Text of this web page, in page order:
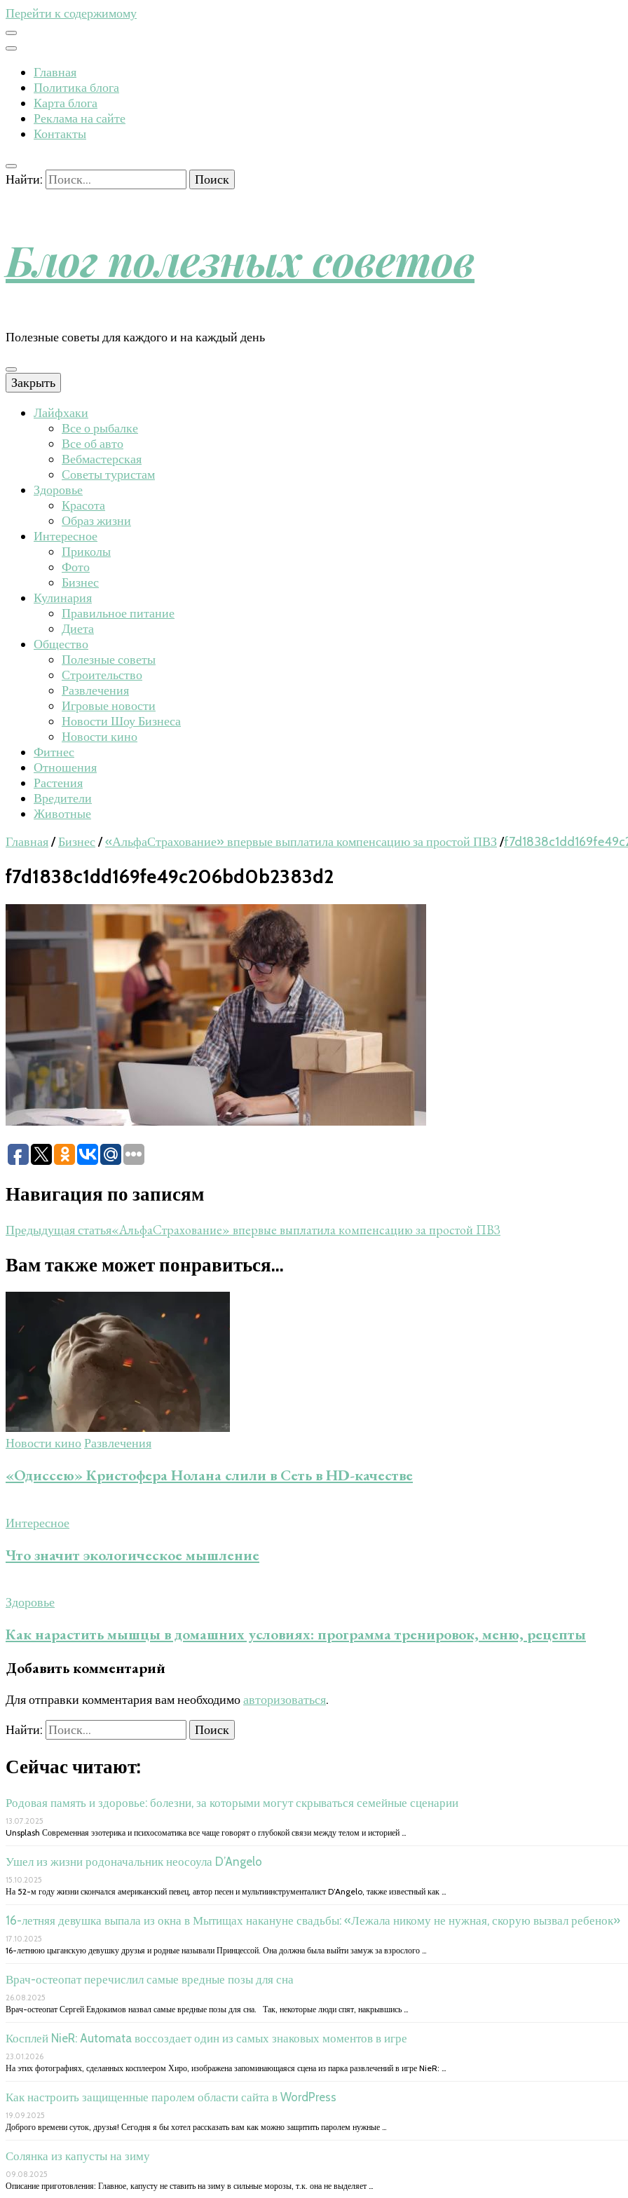
Перейти к содержимому
Главная
Политика блога
Карта блога
Реклама на сайте
Контакты
Найти:
Блог полезных советов
Полезные советы для каждого и на каждый день
Закрыть
Лайфхаки
Все о рыбалке
Все об авто
Вебмастерская
Советы туристам
Здоровье
Красота
Образ жизни
Интересное
Приколы
Фото
Бизнес
Кулинария
Правильное питание
Диета
Общество
Полезные советы
Строительство
Развлечения
Игровые новости
Новости Шоу Бизнеса
Новости кино
Фитнес
Отношения
Растения
Вредители
Животные
Главная/Бизнес/«АльфаСтрахование» впервые выплатила компенсацию за простой ПВЗ /
f7d1838c1dd169fe49c206bd0b2383d2
Навигация по записям
Предыдущая статья«АльфаСтрахование» впервые выплатила компенсацию за простой ПВЗ
Вам также может понравиться...
Новости киноРазвлечения
«Одиссею» Кристофера Нолана слили в Сеть в HD-качестве
Интересное
Что значит экологическое мышление
Здоровье
Как нарастить мышцы в домашних условиях: программа тренировок, меню, рецепты
Добавить комментарий
Для отправки комментария вам необходимоавторизоваться.
Найти:
Сейчас читают:
Родовая память и здоровье: болезни, за которыми могут скрываться семейные сценарии
13.07.2025
Unsplash Современная эзотерика и психосоматика все чаще говорят о глубокой связи между телом и историей …
Ушел из жизни родоначальник неосоула D’Angelo
15.10.2025
На 52-м году жизни скончался американский певец, автор песен и мультиинструменталист D’Angelo, также известный как …
16-летняя девушка выпала из окна в Мытищах накануне свадьбы: «Лежала никому не нужная, скорую вызвал ребенок»
17.10.2025
16-летнюю цыганскую девушку друзья и родные называли Принцессой. Она должна была выйти замуж за взрослого …
Врач-остеопат перечислил самые вредные позы для сна
26.08.2025
Врач-остеопат Сергей Евдокимов назвал самые вредные позы для сна. Так, некоторые люди спят, накрывшись …
Косплей NieR: Automata воссоздает один из самых знаковых моментов в игре
23.01.2026
На этих фотографиях, сделанных косплеером Хиро, изображена запоминающаяся сцена из парка развлечений в игре NieR: …
Как настроить защищенные паролем области сайта в WordPress
19.09.2025
Доброго времени суток, друзья! Сегодня я бы хотел рассказать вам как можно защитить паролем нужные …
Солянка из капусты на зиму
09.08.2025
Описание приготовления: Главное, капусту не ставить на зиму в сильные морозы, т.к. она не выделяет …